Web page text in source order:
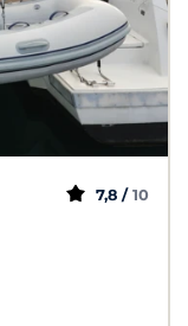
7,8 / 10